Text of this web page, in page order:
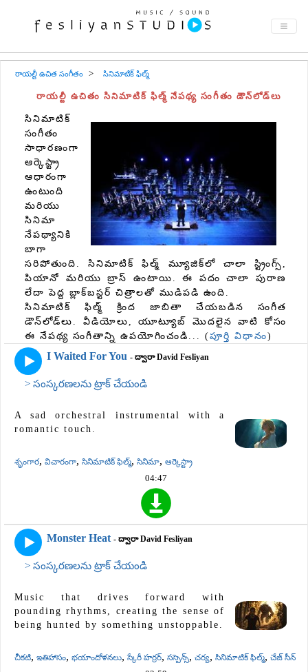
రాయల్టీ ఉచిత సంగీతం సినిమాటిక్ ఫిల్మ్
రాయల్టీ ఉచితం సినిమాటిక్ ఫిల్మ్ నేపథ్య సంగీతం డౌన్‌లోడ్‌లు
సినిమాటిక్
సంగీతం
సాధారణంగా
ఆర్కెస్ట్రా
ఆధారంగా
ఉంటుంది
మరియు
సినిమా
నేపథ్యానికి
బాగా
సరిపోతుంది. సినిమాటిక్ ఫిల్మ్ మ్యూజిక్‌లో చాలా స్ట్రింగ్స్,
పియానో ​​మరియు బ్రాస్ ఉంటాయి. ఈ పదం చాలా పురాణ
లేదా పెద్ద బ్లాక్‌బస్టర్ చిత్రాలతో ముడిపడి ఉంది.
సినిమాటిక్ ఫిల్మ్ క్రింద జాబితా చేయబడిన సంగీత
డౌన్‌లోడ్‌లు. వీడియోలు, యూట్యూబ్ మొదలైన వాటి కోసం
ఈ నేపథ్య సంగీతాన్ని ఉపయోగించండి... (పూర్తి విధానం)
I Waited For You - ద్వారా David Fesliyan
> సంస్కరణలను ట్రాక్ చేయండి
A sad orchestral instrumental with a
romantic touch.
శృంగార, విచారంగా, సినిమాటిక్ ఫిల్మ్, సినిమా, ఆర్కెస్ట్రా
04:47
Monster Heat - ద్వారా David Fesliyan
> సంస్కరణలను ట్రాక్ చేయండి
Music that drives forward with
pounding rhythms, creating the sense of
being hunted by something unstoppable.
చీకటి, ఇతిహాసం, భయాందోళనలు,స్కేరీ హర్రర్, సస్పెన్స్, చర్య, సినిమాటిక్ ఫిల్మ్, చేజ్ సీన్